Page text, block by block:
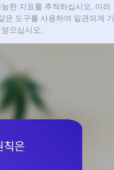
한 지표를 추적하십시오. 이러
은 도구를 사용하여 일관되게 기
으십시오.